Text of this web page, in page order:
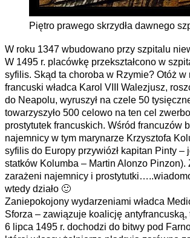
Piętro prawego skrzydła dawnego
W roku 1347 wbudowano przy szpitalu
W 1495 r. placówkę przekształcono w
syfilis. Skąd ta choroba w Rzymie? Otóż w
francuski władca Karol VIII Walezjusz,
do Neapolu, wyruszył na czele 50
towarzyszyło 500 celowo na ten cel
prostytutek francuskich. Wśród francuzów
najemnicy w tym marynarze Krzysztofa
syfilis do Europy przywiózł kapitan Pinty –
statków Kolumba – Martin Alonzo Pinzon).
zarażeni najemnicy i
wtedy działo 🙂
Zaniepokojony wydarzeniami władca
Sforza – zawiązuje koalicję antyfrancuską,
6 lipca 1495 r. dochodzi do bitwy pod